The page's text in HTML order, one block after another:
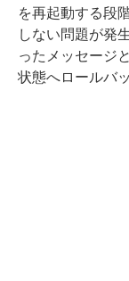
を再起動する段
しない問題が発
ったメッセージ
状態へロールバ